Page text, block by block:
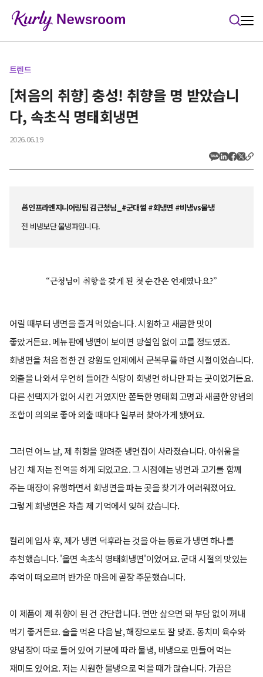
트렌드
[처음의 취향] 충성! 취향을 명 받았습니
다, 속초식 명태회냉면
2026.06.19
🍜인프라엔지니어링팀 김근청님_#군대썰 #회냉면 #비냉vs물냉
전 비냉보단 물냉파입니다.
“근청님이 취향을 갖게 된 첫 순간은 언제였나요?”
어릴 때부터 냉면을 즐겨 먹었습니다. 시원하고 새콤한 맛이
좋았거든요. 메뉴판에 냉면이 보이면 망설임 없이 고를 정도였죠.
회냉면을 처음 접한 건 강원도 인제에서 군복무를 하던 시절이었습니다.
외출을 나와서 우연히 들어간 식당이 회냉면 하나만 파는 곳이었거든요.
다른 선택지가 없어 시킨 거였지만 쫀득한 명태회 고명과 새콤한 양념의
조합이 의외로 좋아 외출 때마다 일부러 찾아가게 됐어요.
그러던 어느 날, 제 취향을 알려준 냉면집이 사라졌습니다. 아쉬움을
남긴 채 저는 전역을 하게 되었고요. 그 시점에는 냉면과 고기를 함께
주는 매장이 유행하면서 회냉면을 파는 곳을 찾기가 어려워졌어요.
그렇게 회냉면은 차츰 제 기억에서 잊혀 갔습니다.
컬리에 입사 후, 제가 냉면 덕후라는 것을 아는 동료가 냉면 하나를
추천했습니다. '올면 속초식 명태회냉면'이었어요. 군대 시절의 맛있는
추억이 떠오르며 반가운 마음에 곧장 주문했습니다.
이 제품이 제 취향이 된 건 간단합니다. 면만 삶으면 돼 부담 없이 꺼내
먹기 좋거든요. 술을 먹은 다음 날, 해장으로도 잘 맞죠. 동치미 육수와
양념장이 따로 들어 있어 기분에 따라 물냉, 비냉으로 만들어 먹는
재미도 있어요. 저는 시원한 물냉으로 먹을 때가 많습니다. 가끔은